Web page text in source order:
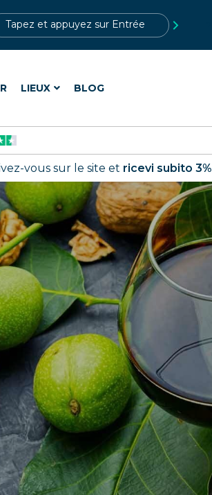
LIEUX BLOG
vous sur le site et ricevi subito 3%